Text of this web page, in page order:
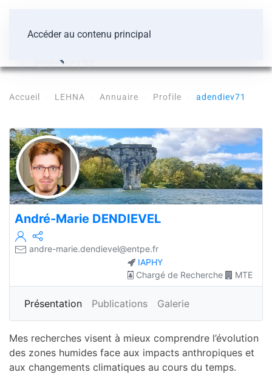
Accéder au contenu principal
Accueil LEHNA Annuaire Profile adendiev71
André-Marie DENDIEVEL
andre-marie.dendievel@entpe.fr
IAPHY
Chargé de Recherche
MTE
Présentation Publications Galerie
Plus
Mes recherches visent à mieux comprendre l’évolution
des zones humides face aux impacts anthropiques et
aux changements climatiques au cours du temps.